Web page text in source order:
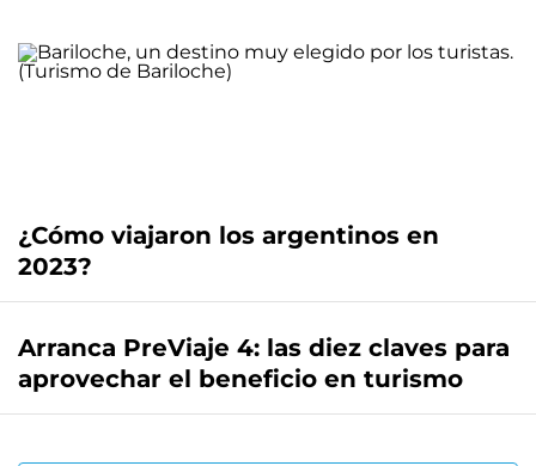
¿Cómo viajaron los argentinos en
2023?
Arranca PreViaje 4: las diez claves para
aprovechar el beneficio en turismo